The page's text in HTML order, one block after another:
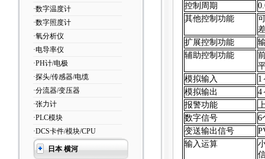
·数字温度计
·数字照度计
·氧分析仪
·电导率仪
·PH计/电极
·探头/传感器/电缆
·分流器/变压器
·张力计
·PLC模块
·DCS卡件/模块/CPU
日本 横河
控制周期
其他控制功能
扩展控制功能
辅助控制功能
模拟输入
1
模拟输出
4
报警功能
数字信号
6
变送输出信号
输入运算